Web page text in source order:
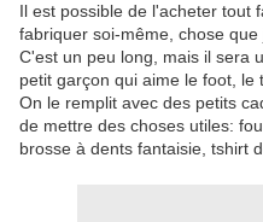
Il est possible de l'acheter tout
fabriquer soi-même, chose
C'est un peu long, mais il sera
petit garçon qui aime le foot, le
On le remplit avec des petits
de mettre des choses utiles:
brosse à dents fantaisie, tshirt